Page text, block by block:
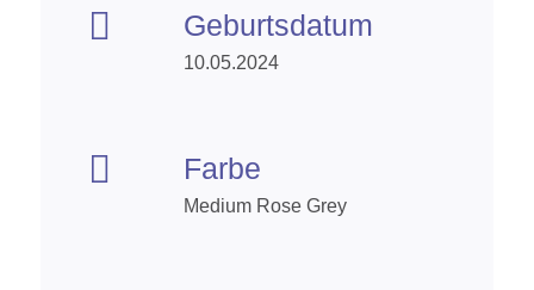
 Geburtsdatum
10.05.2024
 Farbe
Medium Rose Grey